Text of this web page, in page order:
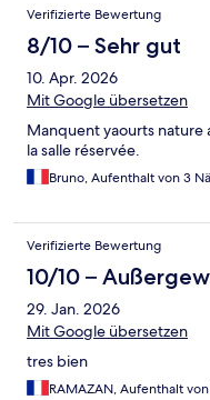
Verifizierte Bewertung
8/10 – Sehr gut
10. Apr. 2026
Mit Google übersetzen
Manquent yaourts
la salle réservée.
Bruno, Aufenthalt von 3
Verifizierte Bewertung
10/10 –
29. Jan. 2026
Mit Google übersetzen
tres bien
RAMAZAN, Aufenthalt